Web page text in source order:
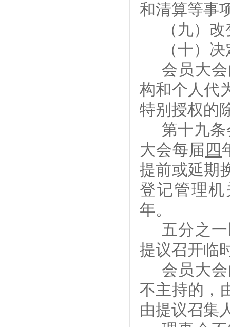
和清算等事
（ 九）
（十）
会员大会
构和个人代
特别授权的
第十九条
大会每届 四
提前或延期
登记管理
年。
五分之
提议召开临
会员大会
不主持的，
由提议召集